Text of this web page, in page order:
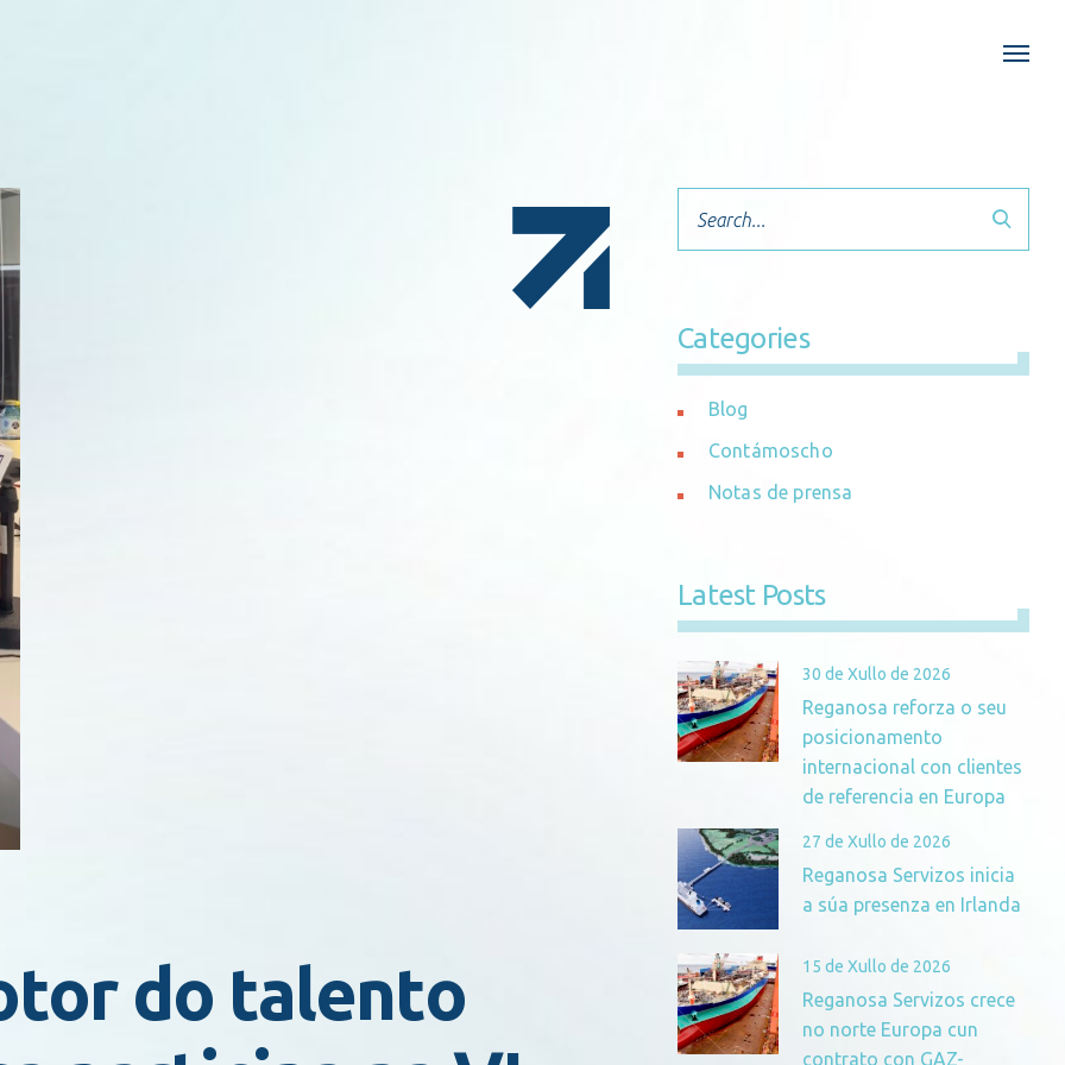
do talento
Search
Categories
Blog
Contámoscho
Notas de prensa
Latest Posts
Reganosa reforza o seu
posicionamento
internacional con clientes
de referencia en Europa
30 de Xullo de 2026
Reganosa Servizos inicia
a súa presenza en Irlanda
27 de Xullo de 2026
Reganosa Servizos crece
no norte Europa cun
contrato con GAZ-
15 de Xullo de 2026